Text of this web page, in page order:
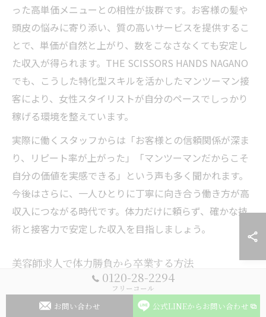
った高単価メニューとの相性が抜群です。お客様の髪や
頭皮の悩みに寄り添い、質の高いサービスを提供するこ
とで、単価が自然と上がり、数をこなさなくても安定し
た収入が得られます。THE SCISSORS HANDS NAGANO
でも、こうした特化型スキルを活かしたマンツーマン接
客により、女性スタイリストが自分のペースでしっかり
稼げる環境を整えています。
実際に働くスタッフからは「お客様との信頼関係が深ま
り、リピート率が上がった」「マンツーマンだからこそ
自分の価値を実感できる」という声も多く聞かれます。
今後はさらに、一人ひとりに丁寧に向き合う働き方が高
収入につながる時代です。体力だけに頼らず、確かな技
術と接客力で安定した収入を目指しましょう。
美容師求人で体力勝負から卒業する方法
美容師の仕事は体力勝負というイメージが根強いです
が、求人選びや働き方次第でその常識は変えられます。
0120-28-2294
フリーコール
お問い合わせ 公式LINEからお問い合わせ